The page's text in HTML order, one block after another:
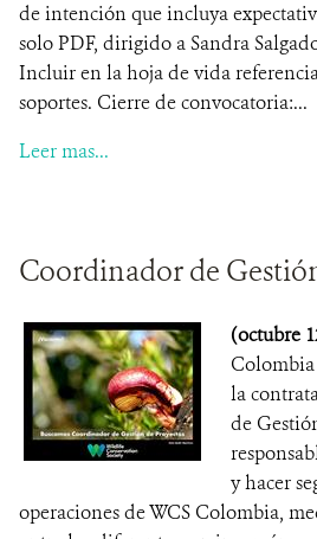
de intención que incluya
solo PDF, dirigido a Sandra
Incluir en la hoja de vida
soportes. Cierre de convocatoria:...
Leer mas...
Coordinador de
(octubre
la
de
y hacer
operaciones de WCS Colombia,